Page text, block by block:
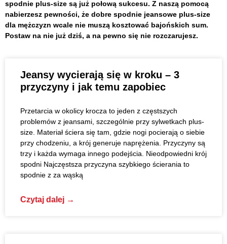
spodnie plus-size są już połową sukcesu. Z naszą pomocą
nabierzesz pewności, że dobre spodnie jeansowe plus-size
dla mężczyzn wcale nie muszą kosztować bajońskich sum.
Postaw na nie już dziś, a na pewno się nie rozczarujesz.
Jeansy wycierają się w kroku – 3
przyczyny i jak temu zapobiec
Przetarcia w okolicy krocza to jeden z częstszych
problemów z jeansami, szczególnie przy sylwetkach plus-
size. Materiał ściera się tam, gdzie nogi pocierają o siebie
przy chodzeniu, a krój generuje naprężenia. Przyczyny są
trzy i każda wymaga innego podejścia. Nieodpowiedni krój
spodni Najczęstsza przyczyna szybkiego ścierania to
spodnie z za wąską
Czytaj dalej →